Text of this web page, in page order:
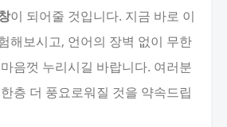
이 되어줄 것입니다. 지금 바로 이
해보시고, 언어의 장벽 없이 무한
음껏 누리시길 바랍니다. 여러분
층 더 풍요로워질 것을 약속드립